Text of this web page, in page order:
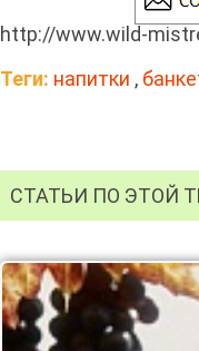
http://www.wild-
Теги: напитки ,
СТАТЬИ ПО ЭТОЙ